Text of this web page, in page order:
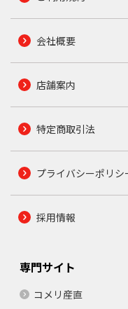
会社概要
店舗案内
特定商取引法
プライバシーポリシ
採用情報
専門サイト
コメリ産直